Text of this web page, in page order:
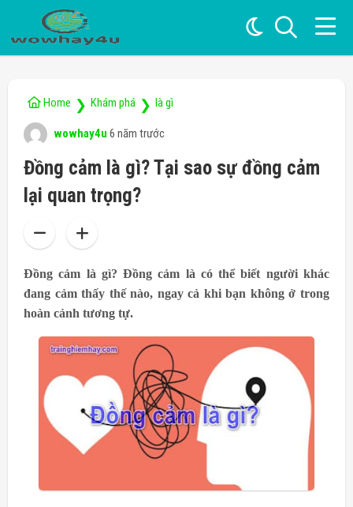
Home ❯ Khám phá ❯ là gì
wowhay4u 6 năm trước
Đồng cảm là gì? Tại sao sự đồng cảm
lại quan trọng?
Đồng cảm là gì?Đồng cảm là có thể biết người khác
đang cảm thấy thế nào, ngay cả khi bạn không ở trong
hoàn cảnh tương tự.